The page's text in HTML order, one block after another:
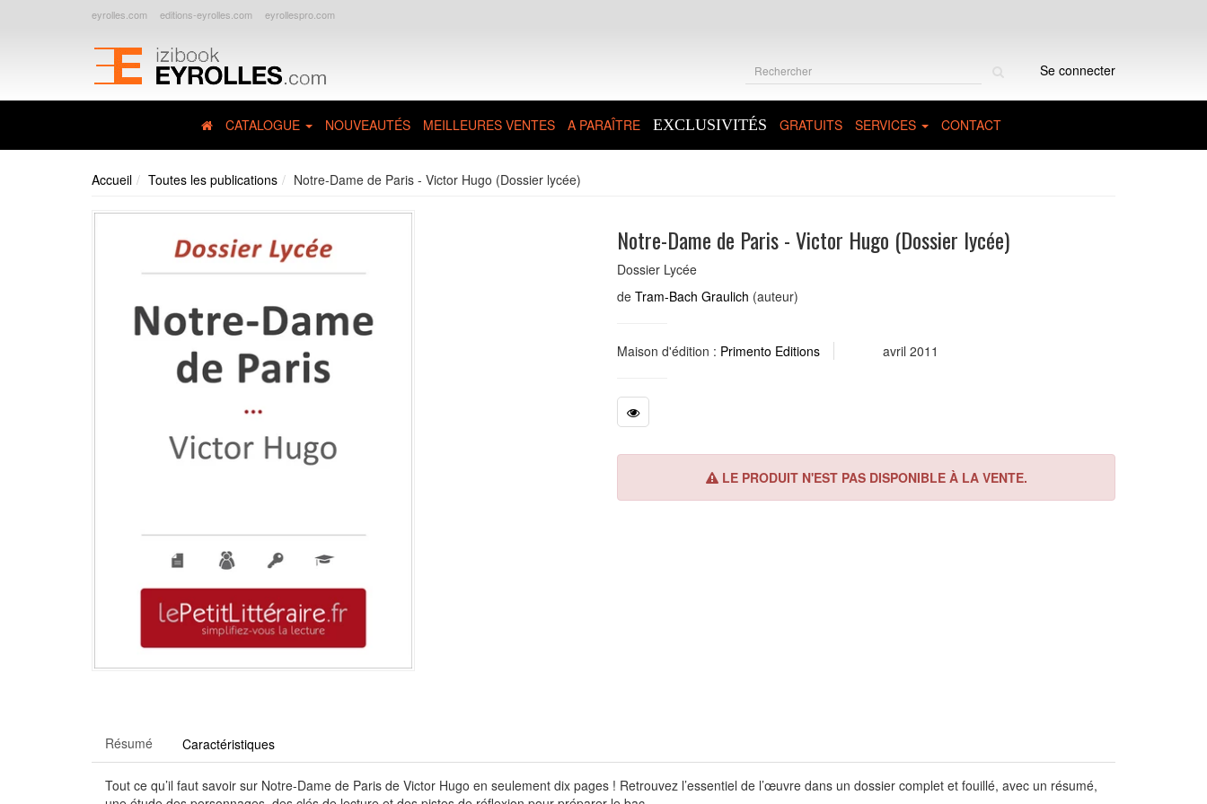
eyrolles.com editions-eyrolles.com eyrollespro.com
Se connecter
CATALOGUE NOUVEAUTÉS MEILLEURES VENTES A PARAÎTRE EXCLUSIVITÉS GRATUITS SERVICES CONTACT
Accueil Toutes les publications Notre-Dame de Paris - Victor Hugo (Dossier lycée)
Notre-Dame de Paris - Victor Hugo (Dossier lycée)
Dossier Lycée
de Tram-Bach Graulich (auteur)
Maison d'édition : Primento Editions avril 2011
LE PRODUIT N'EST PAS DISPONIBLE À LA VENTE.
Résumé Caractéristiques
Tout ce qu’il faut savoir sur Notre-Dame de Paris de Victor Hugo en seulement dix pages ! Retrouvez l’essentiel de l’œuvre dans un dossier complet et fouillé, avec un résumé,